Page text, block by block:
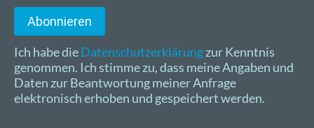
Abonnieren
Ich habe dieDatenschutzerklärungzur Kenntnis
genommen. Ich stimme zu, dass meine Angaben und
Daten zur Beantwortung meiner Anfrage
elektronisch erhoben und gespeichert werden.